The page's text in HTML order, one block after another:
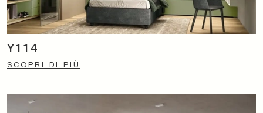
Y114
SCOPRI DI PIÙ